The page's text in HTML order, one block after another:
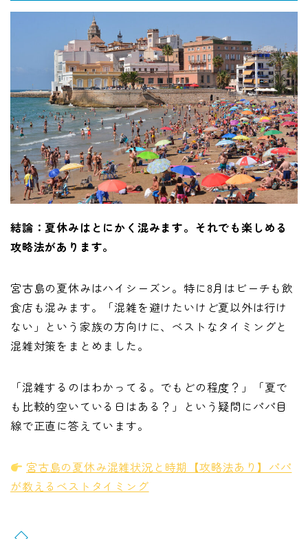
結論：夏休みはとにかく混みます。それでも楽しめる
攻略法があります。
宮古島の夏休みはハイシーズン。特に8月はビーチも飲
食店も混みます。「混雑を避けたいけど夏以外は行け
ない」という家族の方向けに、ベストなタイミングと
混雑対策をまとめました。
「混雑するのはわかってる。でもどの程度？」「夏で
も比較的空いている日はある？」という疑問にパパ目
線で正直に答えています。
宮古島の夏休み混雑状況と時期【攻略法あり】パパ
が教えるベストタイミング